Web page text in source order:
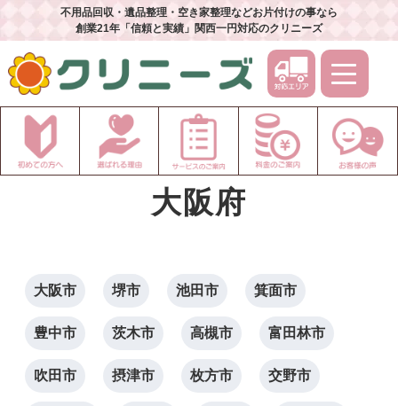
不用品回収・遺品整理・空き家整理などお片付けの事なら
創業21年「信頼と実績」関西一円対応のクリニーズ
大阪府
大阪市 堺市 池田市 箕面市
豊中市 茨木市 高槻市 富田林市
吹田市 摂津市 枚方市 交野市